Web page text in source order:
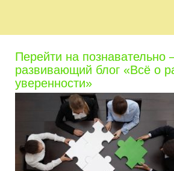
Перейти на познавательно
развивающий блог «Всё о
уверенности»